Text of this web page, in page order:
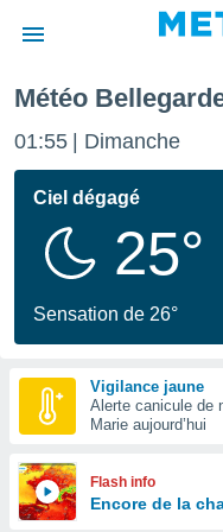
de
Météo
01:55 Dimanche
Ciel dégagé
25°
Sensation de 26°
Vigilance jaune
Alerte canicule de
Marie aujourd’hui
Flash info
Encore de la